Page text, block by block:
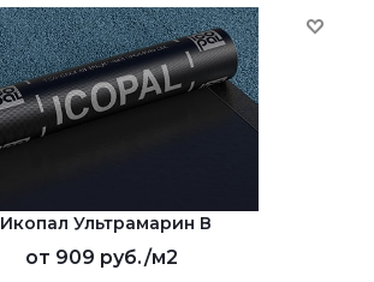
Икопал Ультрамарин В
от 909 руб./м2